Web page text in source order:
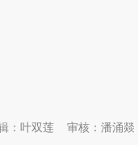
审核：潘涌燚
：叶双莲